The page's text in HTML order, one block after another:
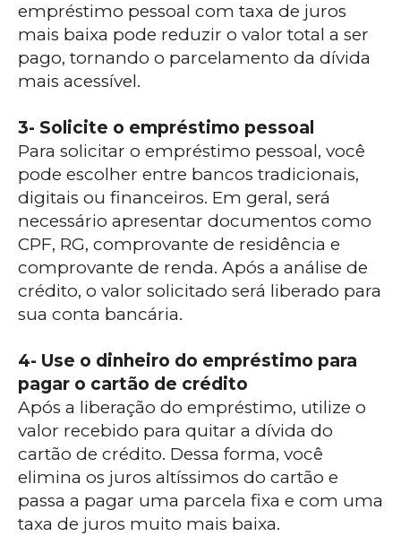
empréstimo pessoal com taxa de juros
mais baixa pode reduzir o valor total a ser
pago, tornando o parcelamento da dívida
mais acessível.
3- Solicite o empréstimo pessoal
Para solicitar o empréstimo pessoal, você
pode escolher entre bancos tradicionais,
digitais ou financeiros. Em geral, será
necessário apresentar documentos como
CPF, RG, comprovante de residência e
comprovante de renda. Após a análise de
crédito, o valor solicitado será liberado para
sua conta bancária.
4- Use o dinheiro do empréstimo para
pagar o cartão de crédito
Após a liberação do empréstimo, utilize o
valor recebido para quitar a dívida do
cartão de crédito. Dessa forma, você
elimina os juros altíssimos do cartão e
passa a pagar uma parcela fixa e com uma
taxa de juros muito mais baixa.